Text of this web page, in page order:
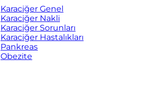
Karaciğer Genel
Karaciğer Nakli
Karaciğer Sorunları
Karaciğer Hastalıkları
Pankreas
Obezite